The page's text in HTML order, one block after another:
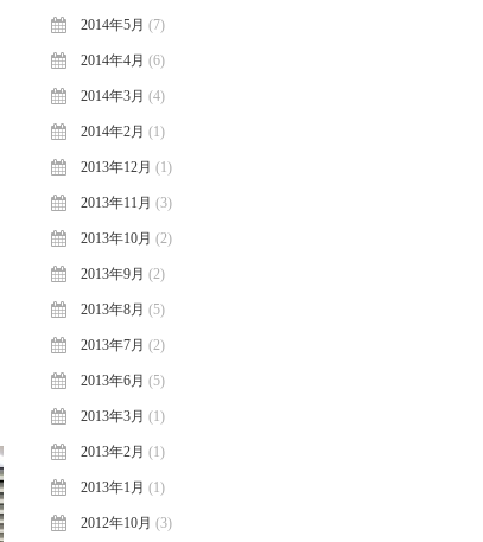
2014年5月 (7)
2014年4月 (6)
2014年3月 (4)
2014年2月 (1)
2013年12月 (1)
2013年11月 (3)
2013年10月 (2)
2013年9月 (2)
2013年8月 (5)
2013年7月 (2)
2013年6月 (5)
2013年3月 (1)
2013年2月 (1)
2013年1月 (1)
2012年10月 (3)